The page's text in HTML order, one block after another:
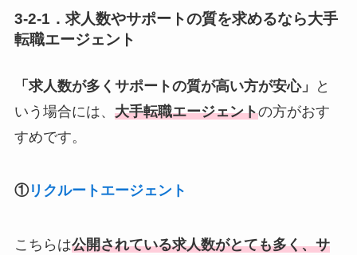
3-2-1．求人数やサポートの質を求めるなら大手
転職エージェント
「求人数が多くサポートの質が高い方が安心」
と
いう場合には、 大手転職エージェントの方がおす
すめです。
①リクルートエージェント
こちらは公開されている求人数がとても多く、サ